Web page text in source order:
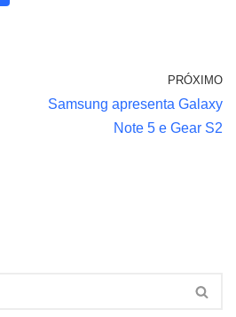
PRÓXIMO
Samsung apresenta Galaxy
Note 5 e Gear S2